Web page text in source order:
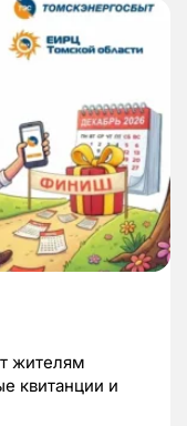
жителям
квитанции и